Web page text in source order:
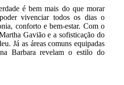
é bem mais do que morar
vivenciar todos os dias o
conforto e bem-estar. Com o
Gavião e a sofisticação do
Já as áreas comuns equipadas
Barbara revelam o estilo do